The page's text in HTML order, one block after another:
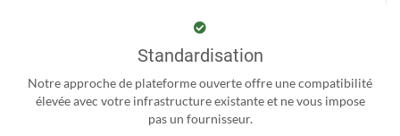
Standardisation
Notre approche de plateforme ouverte offre une compatibilité
élevée avec votre infrastructure existante et ne vous impose
pas un fournisseur.